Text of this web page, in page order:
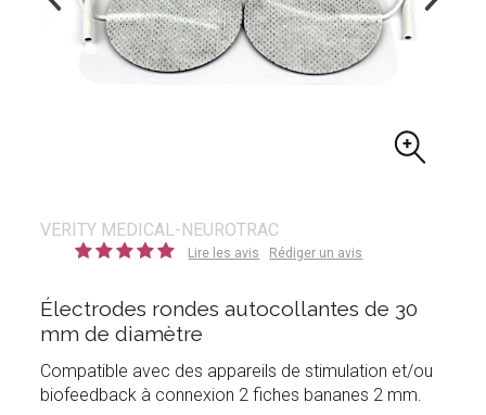
VERITY MEDICAL-NEUROTRAC
Lire les avis Rédiger un avis
Électrodes rondes autocollantes de 30
mm de diamètre
Compatible avec des appareils de stimulation et/ou
biofeedback à connexion 2 fiches bananes 2 mm.